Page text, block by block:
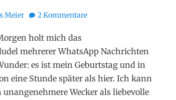
Meier 2 Kommentare
holt mich das
mehrerer WhatsApp Nachrichten
es ist mein Geburtstag und in
eine Stunde später als hier. Ich kann
Wecker als liebevolle